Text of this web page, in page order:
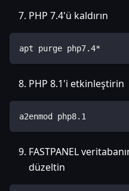
PHP 7.4'ü kaldırın
apt purge php7.4*
PHP 8.1'i etkinleştirin
a2enmod php8.1
FASTPANEL
düzeltin